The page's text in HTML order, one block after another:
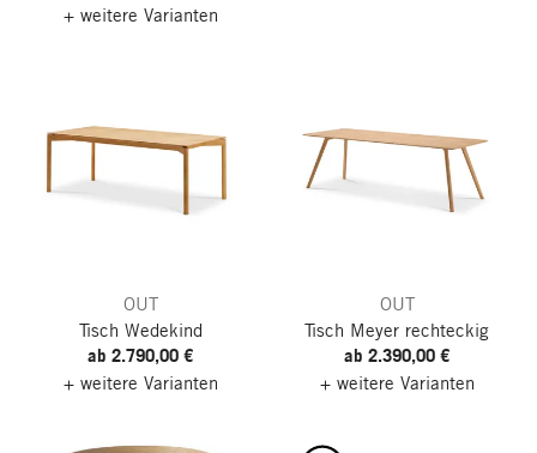
+ weitere Varianten
OUT
Tisch Wedekind
ab 2.790,00 €
+ weitere Varianten
OUT
Tisch Meyer rechteckig
ab 2.390,00 €
+ weitere Varianten